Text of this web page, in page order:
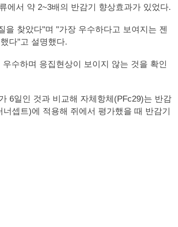
에서 약 2~3배의 반감기 향상효과가 있었다.
을 찾았다"며 "가장 우수하다고 보여지는 젠
다"고 설명했다.
수하며 응집현상이 보이지 않는 것을 확인
6일인 것과 비교해 자체항체(PFc29)는 반감
셉트)에 적용해 쥐에서 평가했을 때 반감기